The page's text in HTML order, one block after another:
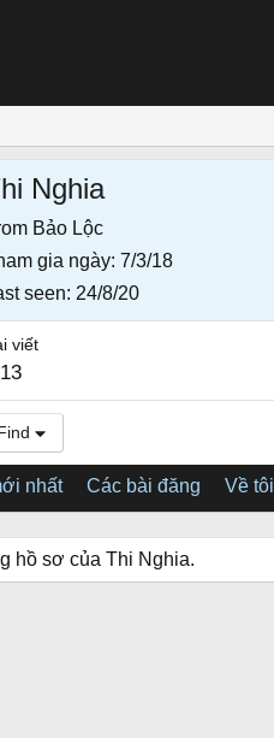
Nghia
Bảo Lộc
gia ngày 7/3/18
seen 24/8/20
viết
13
nhất Các bài đăng Về tôi
hồ sơ của Thi Nghia.